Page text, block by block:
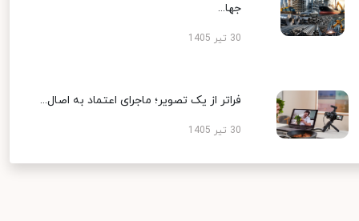
جها...
30 تیر 1405
فراتر از یک تصویر؛ ماجرای اعتماد به اصال...
30 تیر 1405